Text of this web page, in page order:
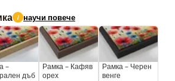
i научи повече
–
дъб
Рамка – Кафяв
орех
Рамка – Черен
венге